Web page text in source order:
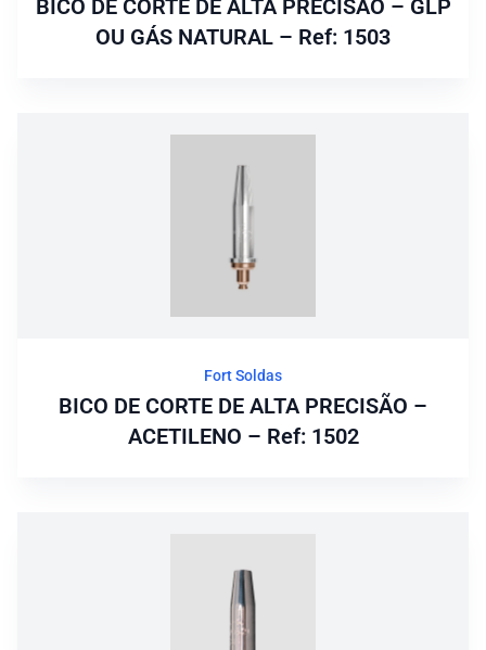
BICO DE CORTE DE ALTA PRECISÃO – GLP
OU GÁS NATURAL – Ref: 1503
Fort Soldas
BICO DE CORTE DE ALTA PRECISÃO –
ACETILENO – Ref: 1502